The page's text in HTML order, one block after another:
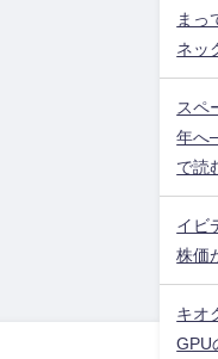
まっ
ネッ
スペ
年へ
で読
イビ
株価
キオ
GPU